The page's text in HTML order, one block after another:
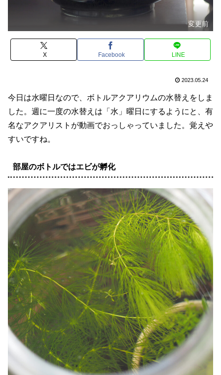
変更前
X Facebook LINE
2023.05.24
今日は水曜日なので、ボトルアクアリウムの水替えをしま
した。週に一度の水替えは「水」曜日にするようにと、有
名なアクアリストが動画でおっしゃっていました。覚えや
すいですね。
部屋のボトルではエビが孵化